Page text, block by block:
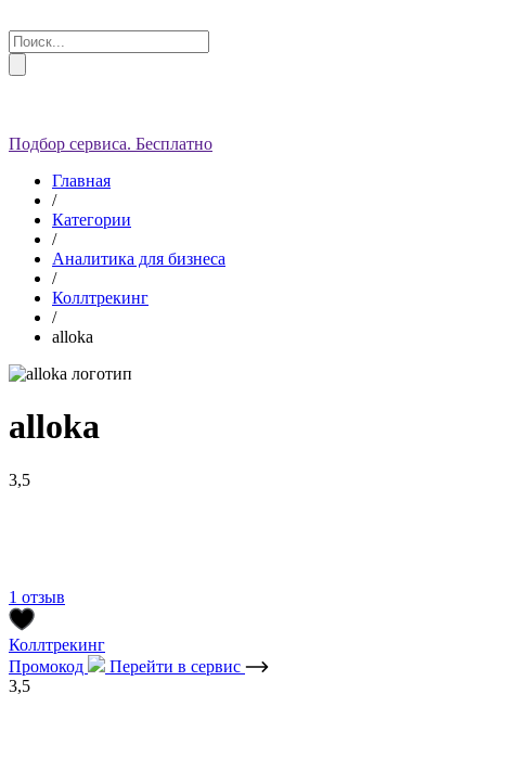
Подбор сервиса. Бесплатно
Главная
/
Категории
/
Аналитика для бизнеса
/
Коллтрекинг
/
alloka
alloka
3,5
1 отзыв
Коллтрекинг
Промокод
Перейти в сервис
3,5